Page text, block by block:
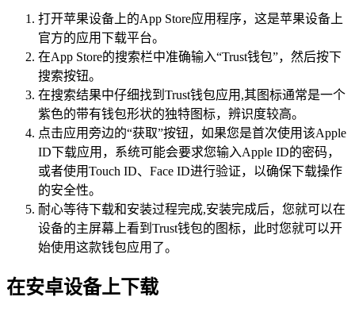
打开苹果设备上的App Store应用程序，这是苹果设备上
官方的应用下载平台。
在App Store的搜索栏中准确输入“Trust钱包”，然后按下
搜索按钮。
在搜索结果中仔细找到Trust钱包应用,其图标通常是一个
紫色的带有钱包形状的独特图标，辨识度较高。
点击应用旁边的“获取”按钮，如果您是首次使用该Apple
ID下载应用，系统可能会要求您输入Apple ID的密码，
或者使用Touch ID、Face ID进行验证，以确保下载操作
的安全性。
耐心等待下载和安装过程完成,安装完成后，您就可以在
设备的主屏幕上看到Trust钱包的图标，此时您就可以开
始使用这款钱包应用了。
在安卓设备上下载